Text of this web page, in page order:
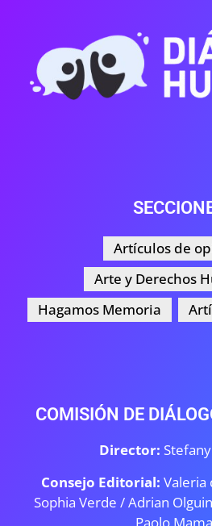
Artículos de
Arte y Derechos
Hagamos Memoria
COMISIÓN DE
Director:
Consejo Editorial: Valeria
Sophia Verde /Adrian
Paolo